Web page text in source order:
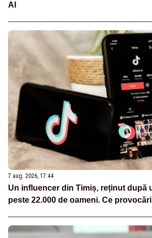
AI
7 aug. 2026, 17:44
Un influencer din Timiș, reținut după
peste 22.000 de oameni. Ce